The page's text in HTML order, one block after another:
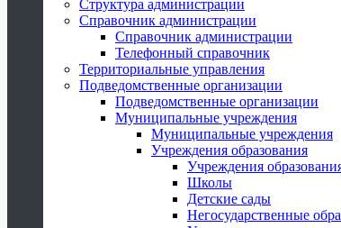
Структура администрации
Справочник администрации
Справочник администрации
Телефонный справочник
Территориальные управления
Подведомственные организации
Подведомственные организации
Муниципальные учреждения
Муниципальные учреждения
Учреждения образования
Учреждения
Школы
Детские сады
Негосударственные